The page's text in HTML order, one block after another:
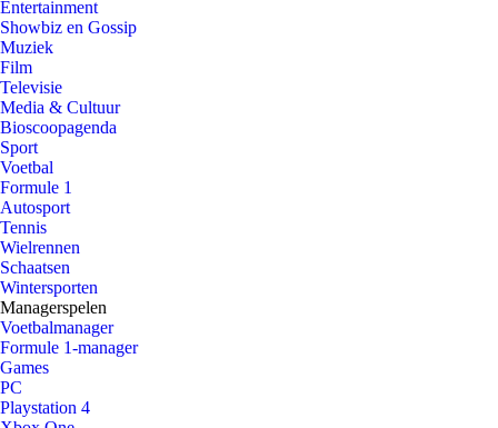
Entertainment
Showbiz en Gossip
Muziek
Film
Televisie
Media & Cultuur
Bioscoopagenda
Sport
Voetbal
Formule 1
Autosport
Tennis
Wielrennen
Schaatsen
Wintersporten
Managerspelen
Voetbalmanager
Formule 1-manager
Games
PC
Playstation 4